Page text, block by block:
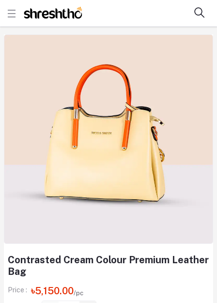
Contrasted Cream Colour Premium Leather
Bag
Price : ৳5,150.00/pc